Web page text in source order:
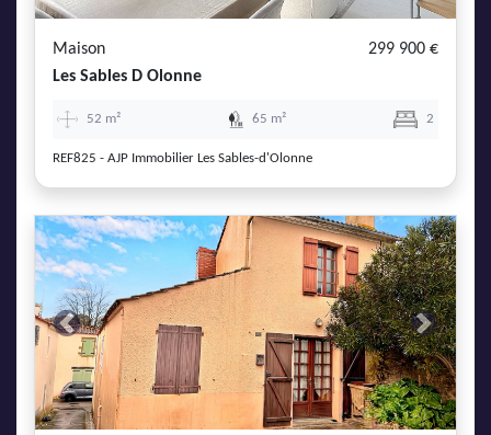
Maison
299 900 €
Les Sables D Olonne
52 m² 65 m² 2
REF825 - AJP Immobilier Les Sables-d'Olonne
Previous Next